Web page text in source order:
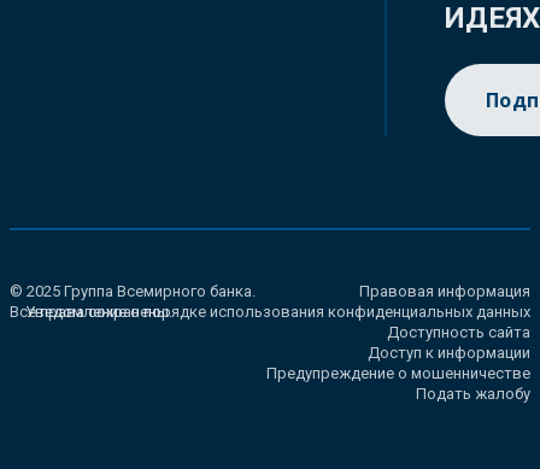
ИДЕЯХ
© 2025 Группа Всемирного банка.
Все права сохранены.
Правовая информация
Уведомление о порядке использования конфиденциальных данных
Доступность сайта
Доступ к информации
Предупреждение о мошенничестве
Подать жалобу